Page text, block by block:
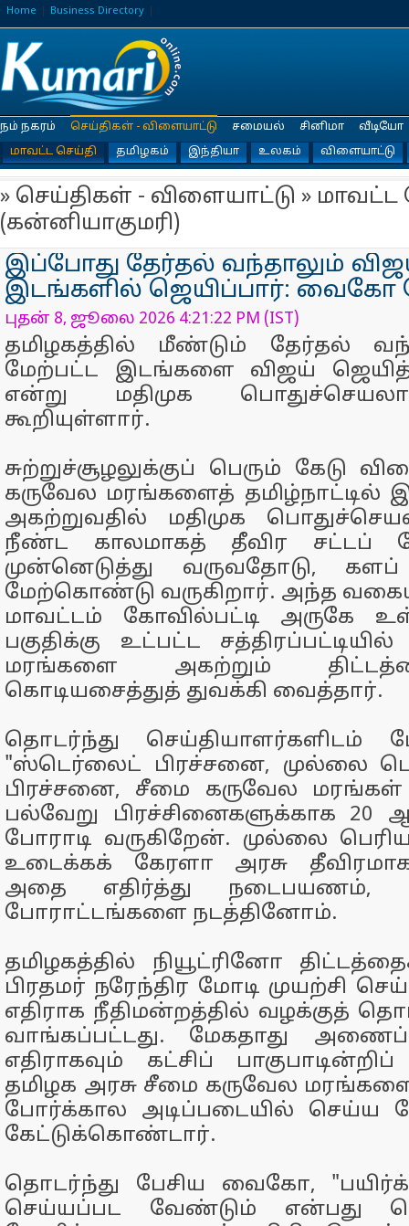
Home Business Directory
நம் நகரம்
செய்திகள் - விளையாட்டு
மாவட்ட செய்தி
தமிழகம் இந்தியா உலகம் விளையாட்டு
சமையல் சினிமா வீடியோ
» செய்திகள் - விளையாட்டு » மாவட்ட
(கன்னியாகுமரி)
இப்போது தேர்தல் வந்தாலும்
இடங்களில் ஜெயிப்பார்: வைகோ
புதன் 8, ஜூலை 2026 4:21:22 PM (IST)
தமிழகத்தில் மீண்டும் தேர்தல்
மேற்பட்ட இடங்களை விஜய்
என்று மதிமுக
கூறியுள்ளார்.
சுற்றுச்சூழலுக்குப் பெரும் கேடு
கருவேல மரங்களைத் தமிழ்நாட்டில்
அகற்றுவதில் மதிமுக
நீண்ட காலமாகத் தீவிர சட்டப்
முன்னெடுத்து வருவதோடு,
மேற்கொண்டு வருகிறார். அந்த
மாவட்டம் கோவில்பட்டி அருகே
பகுதிக்கு உட்பட்ட
மரங்களை அகற்றும்
கொடியசைத்துத் துவக்கி வைத்தார்.
தொடர்ந்து செய்தியாளர்களிடம்
"ஸ்டெர்லைட் பிரச்சனை, முல்லை
பிரச்சனை, சீமை கருவேல
பல்வேறு பிரச்சினைகளுக்காக 20
போராடி வருகிறேன். முல்லை
உடைக்கக் கேரளா அரசு
அதை எதிர்த்து நடைபயணம்,
போராட்டங்களை நடத்தினோம்.
தமிழகத்தில் நியூட்ரினோ
பிரதமர் நரேந்திர மோடி முயற்சி
எதிராக நீதிமன்றத்தில் வழக்குத்
வாங்கப்பட்டது. மேகதாது அணைப்
எதிராகவும் கட்சிப்
தமிழக அரசு சீமை கருவேல
போர்க்கால அடிப்படையில் செய்ய
கேட்டுக்கொண்டார்.
தொடர்ந்து பேசிய வைகோ,
செய்யப்பட வேண்டும் என்பது